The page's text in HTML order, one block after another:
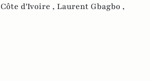
Côte d'Ivoire , Laurent Gbagbo ,